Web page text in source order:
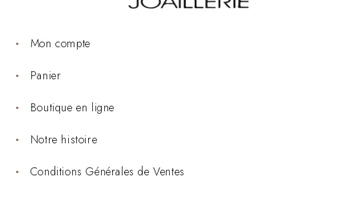
Mon compte
Panier
Boutique en ligne
Notre histoire
Conditions Générales de Ventes